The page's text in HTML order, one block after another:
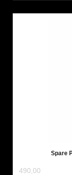
Spare
490,00